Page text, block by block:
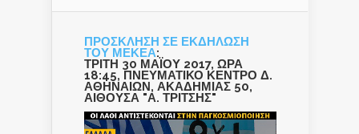
ΠΡΟΣΚΛΗΣΗ ΣΕ ΕΚΔΗΛΩΣΗ
ΤΟΥ ΜΕΚΕΑ:
ΤΡΙΤΗ 30 ΜΑΪΟΥ 2017, ΩΡΑ
18:45, ΠΝΕΥΜΑΤΙΚΟ ΚΕΝΤΡΟ Δ.
ΑΘΗΝΑΙΩΝ, ΑΚΑΔΗΜΙΑΣ 50,
ΑΙΘΟΥΣΑ "Α. ΤΡΙΤΣΗΣ"